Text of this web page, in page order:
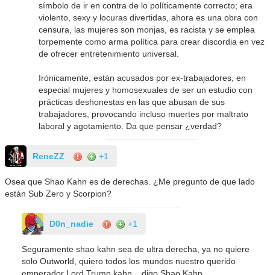
símbolo de ir en contra de lo políticamente correcto; era
violento, sexy y locuras divertidas, ahora es una obra con
censura, las mujeres son monjas, es racista y se emplea
torpemente como arma política para crear discordia en vez
de ofrecer entretenimiento universal.
Irónicamente, están acusados por ex-trabajadores, en
especial mujeres y homosexuales de ser un estudio con
prácticas deshonestas en las que abusan de sus
trabajadores, provocando incluso muertes por maltrato
laboral y agotamiento. Da que pensar ¿verdad?
ReneZZ +1
Osea que Shao Kahn es de derechas. ¿Me pregunto de que lado
están Sub Zero y Scorpion?
D0n_nadie +1
Seguramente shao kahn sea de ultra derecha, ya no quiere
solo Outworld, quiero todos los mundos nuestro querido